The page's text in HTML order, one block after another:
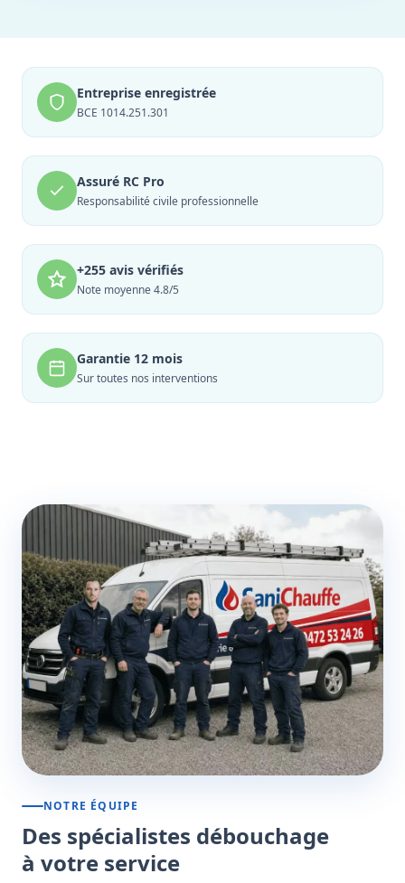
Entreprise enregistrée
BCE 1014.251.301
Assuré RC Pro
Responsabilité civile professionnelle
+255 avis vérifiés
Note moyenne 4.8/5
Garantie 12 mois
Sur toutes nos interventions
NOTRE ÉQUIPE
Des spécialistes débouchage
à votre service